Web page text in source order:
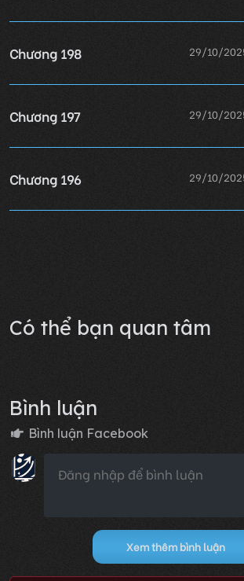
Chương 198 29/10/
Chương 197 29/10/
Chương 196 29/10/
Có thể bạn quan tâm
Bình luận
Bình luận Facebook
Xem thêm bình luận